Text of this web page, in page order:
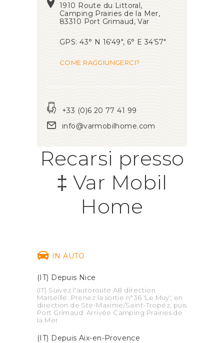
1910 Route du Littoral,
Camping Prairies de la Mer,
83310 Port Grimaud, Var
GPS: 43° N 16'49", 6° E 34'57"
COME RAGGIUNGERCI?
+33 (0)6 20 77 41 99
info@varmobilhome.com
Recarsi presso
‡ Var Mobil
Home
IN AUTO
(IT) Depuis Nice
(IT) Suivez l'autoroute A8 direction
Marseille. Prenez la sortie n°36 'Le Muy', en
direction de Ste-Maxime/Saint-Tropez, puis
Port Grimaud. Arrivée Camping Prairies de
la Mer
(IT) Depuis Aix-en-Provence